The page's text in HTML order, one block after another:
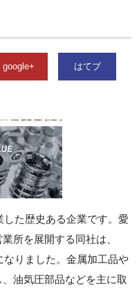
google+ はてブ
た歴史ある企業です。愛
所を展開する同社は、
なりました。金属加工品や
油気圧部品などを主に取